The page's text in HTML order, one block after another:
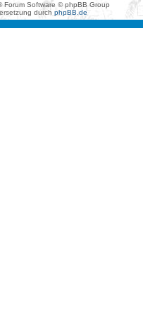
Forum Software © phpBB Group
durch phpBB.de